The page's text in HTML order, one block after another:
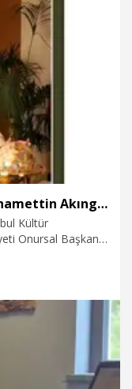
Kültür Okulları’nın Kurucusu Fahamettin Akıngüç hayatını kaybetti
Kültür
Onursal Başkanı